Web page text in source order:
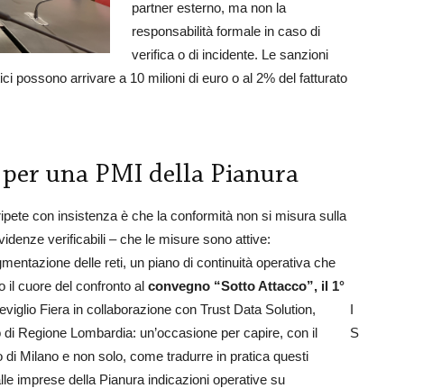
partner esterno, ma non la
responsabilità formale in caso di
verifica o di incidente. Le sanzioni
possono arrivare a 10 milioni di euro o al 2% del fatturato
una PMI della Pianura
con insistenza è che la conformità non si misura sulla
verificabili – che le misure sono attive:
delle reti, un piano di continuità operativa che
il cuore del confronto al convegno “Sotto Attacco”, il 1°
Fiera in collaborazione con Trust Data Solution,
Regione Lombardia: un’occasione per capire, con il
Milano e non solo, come tradurre in pratica questi
imprese della Pianura indicazioni operative su
I
S